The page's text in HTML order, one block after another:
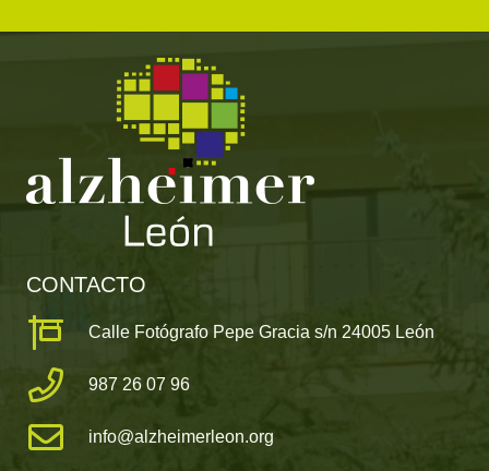
CONTACTO
Calle Fotógrafo Pepe Gracia s/n 24005 León
987 26 07 96
info@alzheimerleon.org